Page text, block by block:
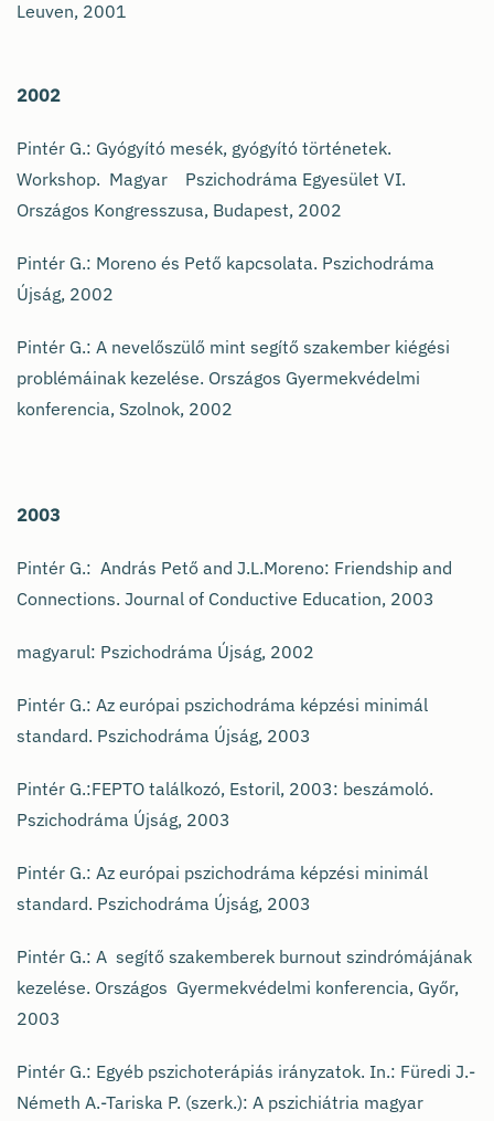
Leuven, 2001
2002
Pintér G.: Gyógyító mesék, gyógyító történetek.
Workshop. Magyar Pszichodráma Egyesület VI.
Országos Kongresszusa, Budapest, 2002
Pintér G.: Moreno és Pető kapcsolata. Pszichodráma
Újság, 2002
Pintér G.: A nevelőszülő mint segítő szakember kiégési
problémáinak kezelése. Országos Gyermekvédelmi
konferencia, Szolnok, 2002
2003
Pintér G.: András Pető and J.L.Moreno: Friendship and
Connections. Journal of Conductive Education, 2003
magyarul: Pszichodráma Újság, 2002
Pintér G.: Az európai pszichodráma képzési minimál
standard. Pszichodráma Újság, 2003
Pintér G.:FEPTO találkozó, Estoril, 2003: beszámoló.
Pszichodráma Újság, 2003
Pintér G.: Az európai pszichodráma képzési minimál
standard. Pszichodráma Újság, 2003
Pintér G.: A segítő szakemberek burnout szindrómájának
kezelése. Országos Gyermekvédelmi konferencia, Győr,
2003
Pintér G.: Egyéb pszichoterápiás irányzatok. In.: Füredi J.-
Németh A.-Tariska P. (szerk.): A pszichiátria magyar